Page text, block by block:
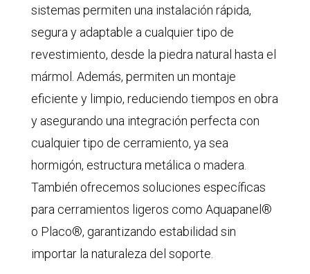
sistemas permiten una instalación rápida,
segura y adaptable a cualquier tipo de
revestimiento, desde la piedra natural hasta el
mármol. Además, permiten un montaje
eficiente y limpio, reduciendo tiempos en obra
y asegurando una integración perfecta con
cualquier tipo de cerramiento, ya sea
hormigón, estructura metálica o madera.
También ofrecemos soluciones específicas
para cerramientos ligeros como Aquapanel®
o Placo®, garantizando estabilidad sin
importar la naturaleza del soporte.